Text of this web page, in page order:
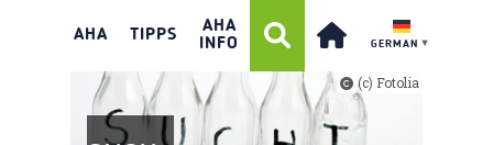
AHA TIPPS
AHA
INFO
GERMAN ▼
(c) Fotolia